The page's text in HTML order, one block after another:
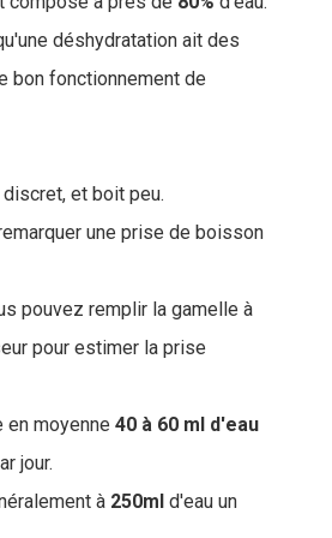
déshydratation ait des
bon fonctionnement de
et boit peu.
une prise de boisson
pouvez remplir la gamelle à
pour estimer la prise
en moyenne 40 à 60 ml d'eau
jour.
à 250ml d'eau un